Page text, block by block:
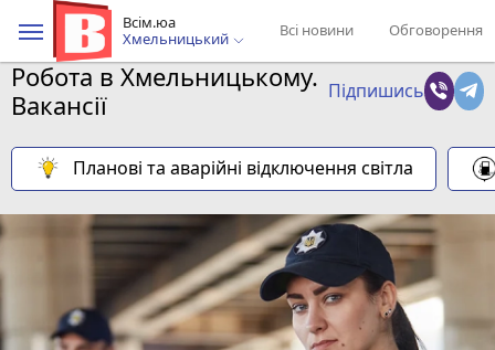
Всім.юа
Хмельницький
Всі новини Обговорення
Робота в Хмельницькому.
Вакансії
Підпишись
Планові та аварійні відключення світла